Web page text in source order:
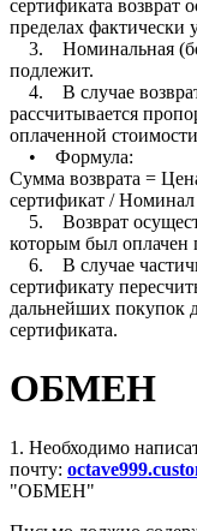
сертификата возврат
пределах фактически
3. Номинальная
подлежит.
4. В случае
рассчитывается
оплаченной
• Формула:
Сумма возврата =
сертификат / Номинал
5. Возврат
которым был оплачен
6. В случае
сертификату
дальнейших покупок
сертификата.
ОБМЕН
1. Необходимо
почту:
"ОБМЕН"